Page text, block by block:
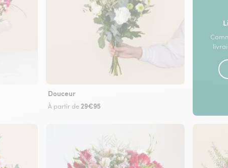
Douceur
À partir de 29€95